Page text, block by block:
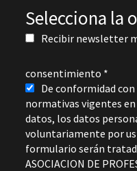
Selecciona la
Recibir newsletter
consentimiento *
De conformidad
normativas vigentes
datos, los datos
voluntariamente por
formulario serán
ASOCIACION DE